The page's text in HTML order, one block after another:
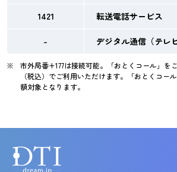
1421 転送電話サービス
- デジタル通信（テレ
市外局番+177は接続可能。「おとくコール」を
（税込）でご利用いただけます。「おとくコー
額対象となります。